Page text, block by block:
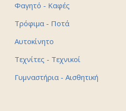
Φαγητό - Καφές
Τρόφιμα - Ποτά
Αυτοκίνητο
Τεχνίτες - Τεχνικοί
Γυμναστήρια - Αισθητική